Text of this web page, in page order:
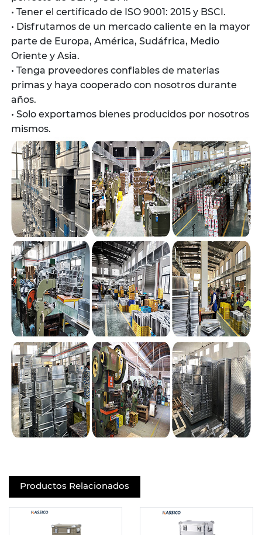
• Tener el certificado de ISO 9001: 2015 y BSCI.
• Disfrutamos de un mercado caliente en la mayor
parte de Europa, América, Sudáfrica, Medio
Oriente y Asia.
• Tenga proveedores confiables de materias
primas y haya cooperado con nosotros durante
años.
• Solo exportamos bienes producidos por nosotros
mismos.
Productos Relacionados